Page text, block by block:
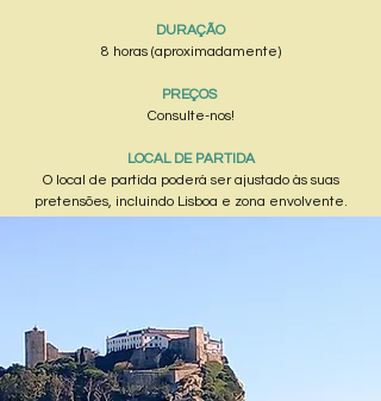
DURAÇÃO
8 horas (aproximadamente)
PREÇOS
Consulte-nos!
LOCAL DE PARTIDA
O local de partida poderá ser ajustado às suas
pretensões, incluindo Lisboa e zona envolvente.